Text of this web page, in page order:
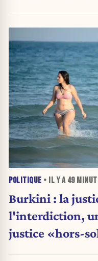
POLITIQUE • IL Y A 49
Burkini : la
l'interdiction,
justice «hors-